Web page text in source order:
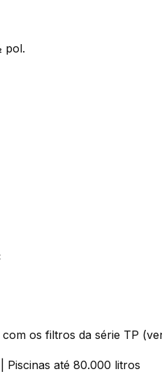
pol.
os filtros da série TP
Piscinas até 80.000 litros